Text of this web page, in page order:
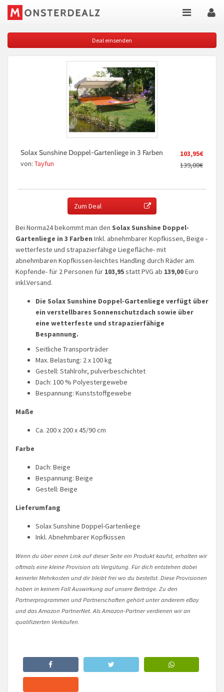
Deal einsenden
103,95€
139,00€
Solax Sunshine Doppel-Gartenliege in 3 Farben
von: Tayfun
Zum Deal
Bei Norma24 bekommt man den Solax Sunshine Doppel-
Gartenliege in 3 Farben Inkl. abnehmbarer Kopfkissen, Beige -
wetterfeste und strapazierfähige Liegefläche- mit
abnehmbaren Kopfkissen-leichtes Handling durch Räder am
Kopfende- für 2 Personen für 103,95statt PVG ab 139,00Euro
inkl.Versand.
Die Solax Sunshine Doppel-Gartenliege verfügt über
ein verstellbares Sonnenschutzdach sowie über
eine wetterfeste und strapazierfähige
Bespannung.
Seitliche Transporträder
Max. Belastung: 2 x 100 kg
Gestell: Stahlrohr, pulverbeschichtet
Dach: 100 % Polyestergewebe
Bespannung: Kunststoffgewebe
Maße
Ca. 200 x 200 x 45/90 cm
Farbe
Dach: Beige
Bespannung: Beige
Gestell: Beige
Lieferumfang
Solax Sunshine Doppel-Gartenliege
Inkl. Abnehmbarer Kopfkissen
Wenn du über einen Link auf dieser Seite ein Produkt kaufst, erhalten wir
oftmals eine kleine Provision als Vergütung. Für dich entstehen dabei
keinerlei Mehrkosten und dir bleibt frei wo du bestellst. Diese Provisionen
haben in keinem Fall Auswirkung auf unsere Beiträge. Zu den
Partnerprogrammen und Partnerschaften gehört unter anderem eBay
und das Amazon PartnerNet. Als Amazon-Partner verdienen wir an
qualifizierten Verkäufen.